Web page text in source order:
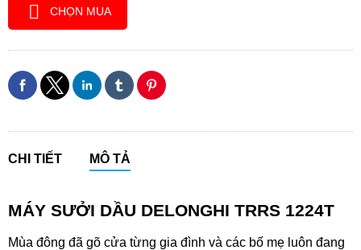
CHỌN MUA
CHI TIẾT MÔ TẢ
MÁY SƯỞI DẦU DELONGHI TRRS 1224T
Mùa đông đã gõ cửa từng gia đình và các bố mẹ luôn đang